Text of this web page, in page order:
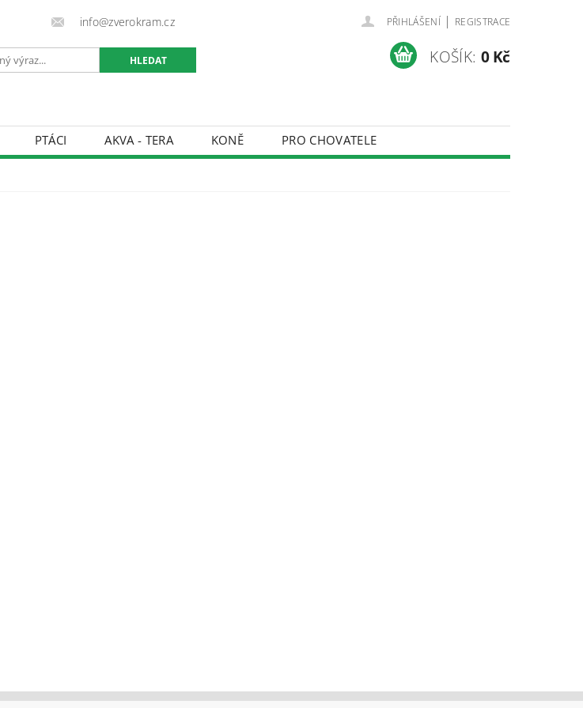
info@zverokram.cz PŘIHLÁŠENÍ | REGISTRACE
KOŠÍK: 0 Kč
PTÁCI AKVA - TERA KONĚ
PRO CHOVATELE